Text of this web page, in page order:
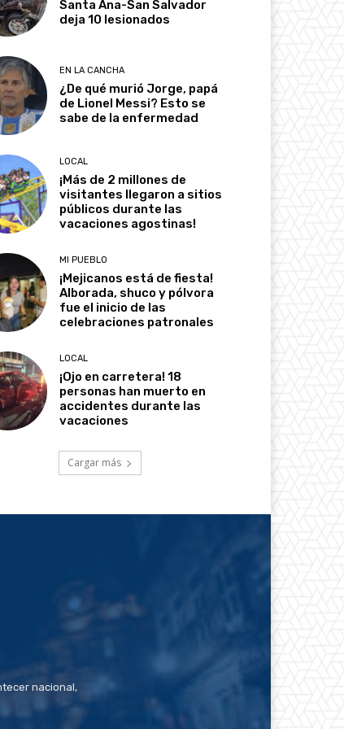
Santa Ana-San Salvador
deja 10 lesionados
EN LA CANCHA
¿De qué murió Jorge, papá
de Lionel Messi? Esto se
sabe de la enfermedad
LOCAL
¡Más de 2 millones de
visitantes llegaron a sitios
públicos durante las
vacaciones agostinas!
MI PUEBLO
¡Mejicanos está de fiesta!
Alborada, shuco y pólvora
fue el inicio de las
celebraciones patronales
LOCAL
¡Ojo en carretera! 18
personas han muerto en
accidentes durante las
vacaciones
Cargar más
nacional,